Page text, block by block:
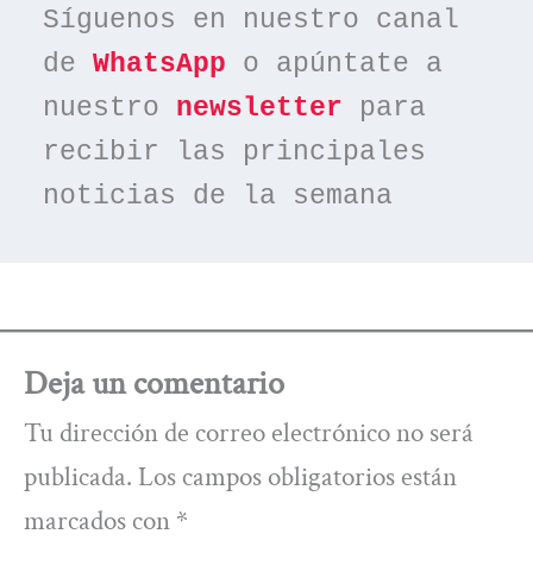
Síguenos en nuestro canal
de WhatsApp o apúntate a
nuestro newsletter para
recibir las principales
noticias de la semana
Deja un comentario
Tu dirección de correo electrónico no será
publicada. Los campos obligatorios están
marcados con *